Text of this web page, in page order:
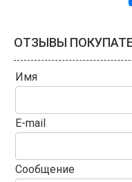
ОТЗЫВЫ
Имя
E-mail
Сообщение